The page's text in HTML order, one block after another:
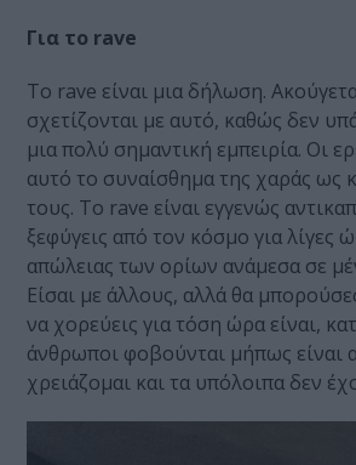
Για το rave
Το rave είναι μια δήλωση.
σχετίζονται με αυτό, καθώς δεν
μια πολύ σημαντική εμπειρία. Οι
αυτό το συναίσθημα της χαράς ως
τους. Το rave είναι εγγενώς
ξεφύγεις από τον κόσμο για
απώλειας των ορίων ανάμεσα σε
Είσαι με άλλους, αλλά θα
να χορεύεις για τόση ώρα είναι,
άνθρωποι φοβούνται μήπως είναι
χρειάζομαι και τα υπόλοιπα δεν